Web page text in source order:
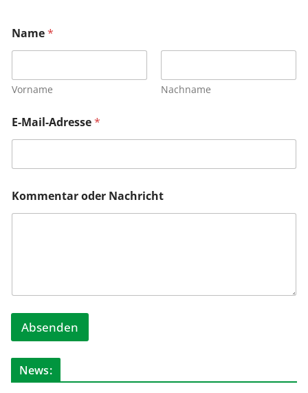
Name*
Vorname Nachname
E-Mail-Adresse*
Kommentar oder Nachricht
Absenden
News: